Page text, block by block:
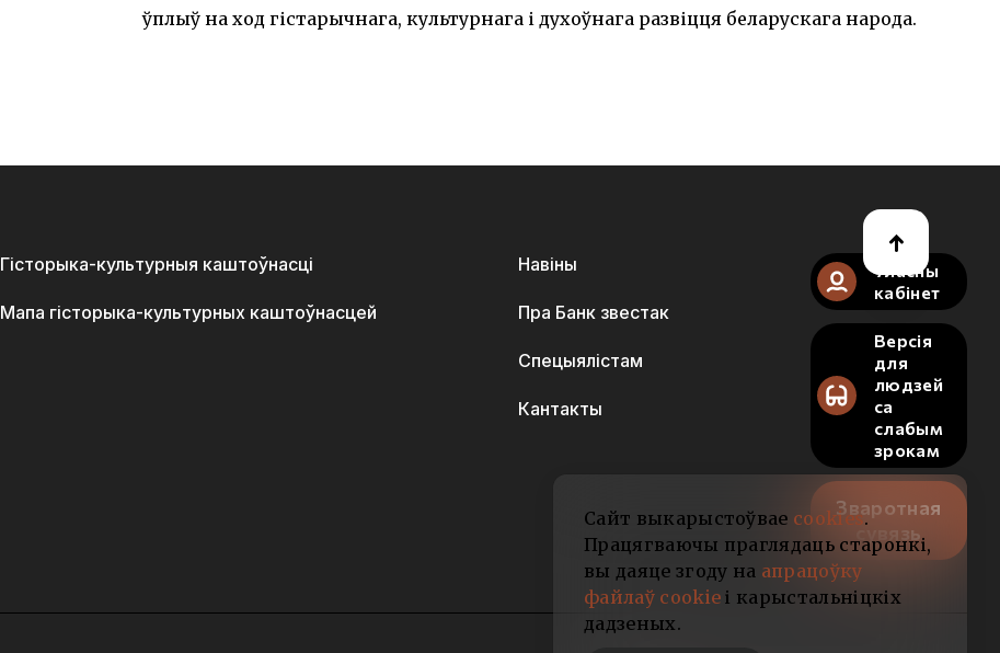
ўплыў на ход гістарычнага, культурнага і духоўнага развіцця беларускага народа.
Гісторыка-культурныя каштоўнасці
Мапа гісторыка-культурных каштоўнасцей
Навіны
Пра Банк звестак
Спецыялістам
Кантакты
Уласны
кабінет
Версія
для
людзей
са
слабым
зрокам
Зваротная
сувязь
Сайт выкарыстоўвае cookies.
Працягваючы праглядаць старонкі,
вы даяце згоду на апрацоўку
файлаў cookie і карыстальніцкіх
дадзеных.